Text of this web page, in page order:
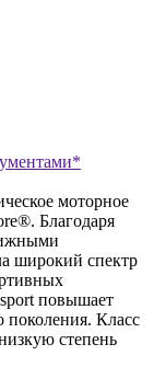
моторное
Благодаря
широкий спектр
повышает
поколения. Класс
степень